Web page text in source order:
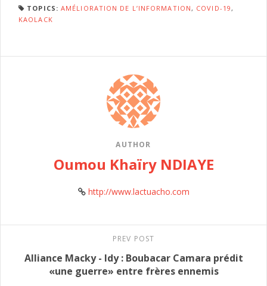
TOPICS: AMÉLIORATION DE L’INFORMATION, COVID-19,
KAOLACK
AUTHOR
Oumou Khaïry NDIAYE
http://www.lactuacho.com
PREV POST
Alliance Macky - Idy : Boubacar Camara prédit
«une guerre» entre frères ennemis